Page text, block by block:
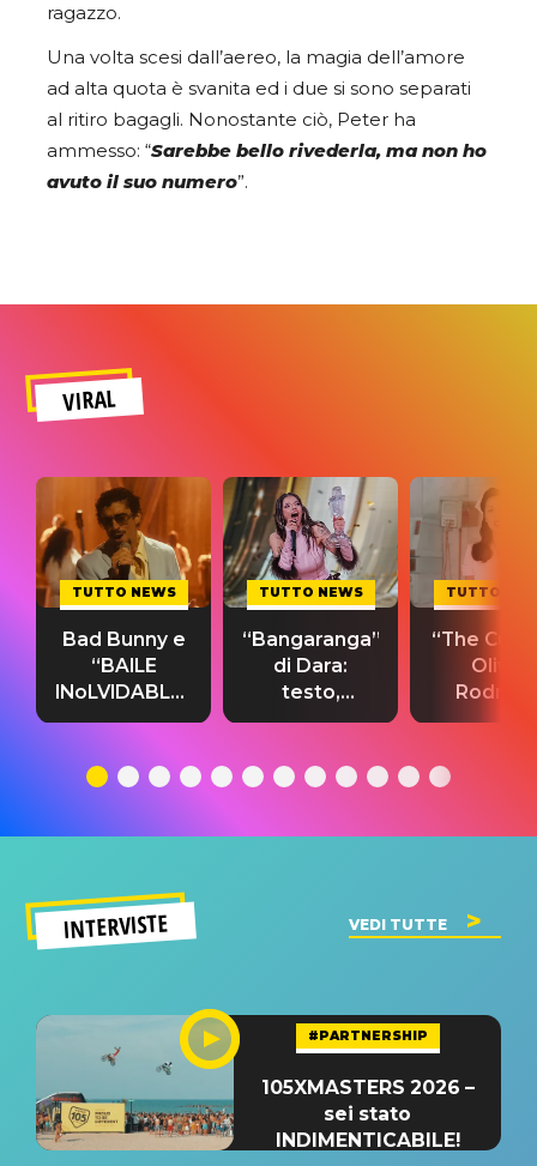
ragazzo.
Una volta scesi dall’aereo, la magia dell’amore
ad alta quota è svanita ed i due si sono separati
al ritiro bagagli. Nonostante ciò, Peter ha
ammesso: “Sarebbe bello rivederla, ma non ho
avuto il suo numero”.
VIRAL
TUTTO NEWS
Bad Bunny e
“BAILE
INoLVIDABLE”:
testo,
significato
TUTTO NEWS
“Bangaranga”
di Dara:
testo,
traduzione e
del singolo
TUTTO
“The
Olivia
testo,
INTERVISTE VEDI TUTTE
#PARTNERSHIP
105XMASTERS 2026 –
sei stato
INDIMENTICABILE!